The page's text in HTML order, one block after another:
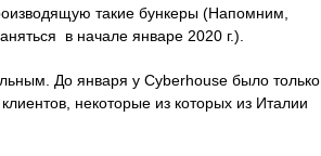
такие бункеры (Напомним,
в начале январе 2020 г.).
До января у Cyberhouse было только
некоторые из которых из Италии